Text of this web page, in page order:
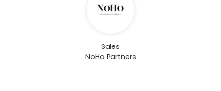
Sales
NoHo Partners